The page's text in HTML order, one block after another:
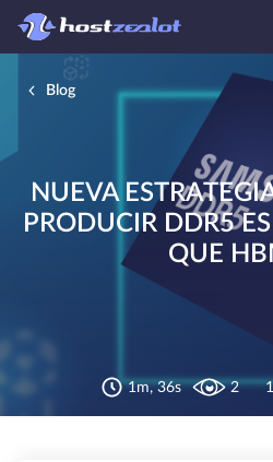
Blog
NUEVA
PRODUCIR DDR5
QUE
1m, 36s 2